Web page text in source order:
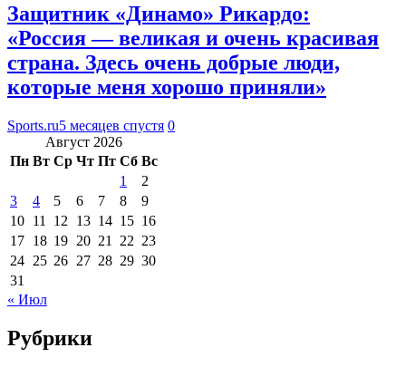
Защитник «Динамо» Рикардо:
«Россия — великая и очень красивая
страна. Здесь очень добрые люди,
которые меня хорошо приняли»
Sports.ru5 месяцев спустя 0
Август 2026
Пн Вт Ср Чт Пт Сб Вс
1
2
3
4 5 6 7 8
9
10 11 12 13 14 15 16
17 18 19 20 21 22 23
24 25 26 27 28 29 30
31
« Июл
Рубрики